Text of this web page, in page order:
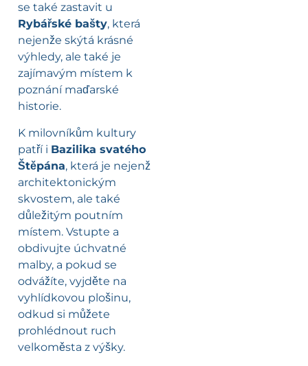
se také zastavit u
Rybářské bašty, která
nejenže skýtá krásné
výhledy, ale také je
zajímavým místem k
poznání maďarské
historie.
K milovníkům kultury
patří i Bazilika svatého
Štěpána, která je nejenž
architektonickým
skvostem, ale také
důležitým poutním
místem. Vstupte a
obdivujte úchvatné
malby, a pokud se
odvážíte, vyjděte na
vyhlídkovou plošinu,
odkud si můžete
prohlédnout ruch
velkoměsta z výšky.